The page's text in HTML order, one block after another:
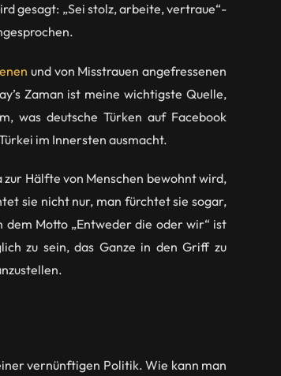
gesagt: „Sei stolz, arbeite, vertraue“-
und von Misstrauen angefressenen
Zaman ist meine wichtigste Quelle,
was deutsche Türken auf Facebook
im Innersten ausmacht.
Hälfte von Menschen bewohnt wird,
sie nicht nur, man fürchtet sie sogar,
Motto „Entweder die oder wir“ ist
zu sein, das Ganze in den Griff zu
vernünftigen Politik. Wie kann man